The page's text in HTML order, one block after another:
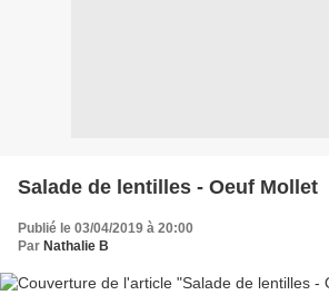
Salade de lentilles - Oeuf Mollet
Publié le 03/04/2019 à 20:00
Par Nathalie B